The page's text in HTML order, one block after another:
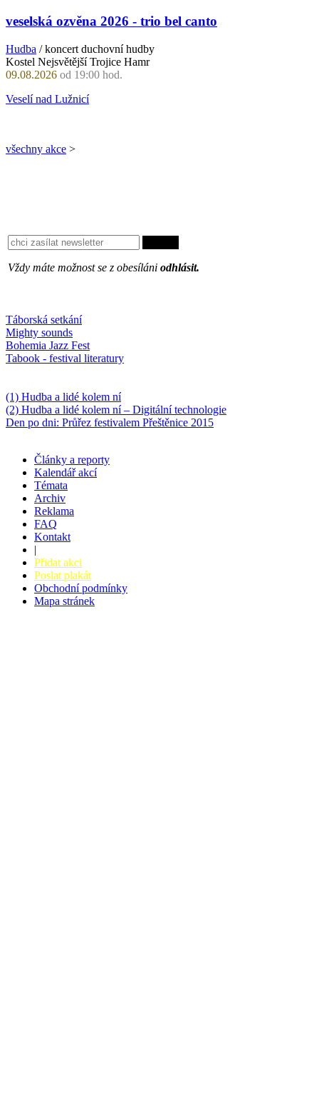
veselská ozvěna 2026 - trio bel canto
Hudba / koncert duchovní hudby
Kostel Nejsvětější Trojice Hamr
09.08.2026 od 19:00 hod.
Veselí nad Lužnicí
všechny akce >
Vždy máte možnost se z obesíláni odhlásit.
Táborská setkání
Mighty sounds
Bohemia Jazz Fest
Tabook - festival literatury
(1) Hudba a lidé kolem ní
(2) Hudba a lidé kolem ní – Digitální technologie
Den po dni: Průřez festivalem Přeštěnice 2015
Články a reporty
Kalendář akcí
Témata
Archiv
Reklama
FAQ
Kontakt
|
Přidat akci
Poslat plakát
Obchodní podmínky
Mapa stránek